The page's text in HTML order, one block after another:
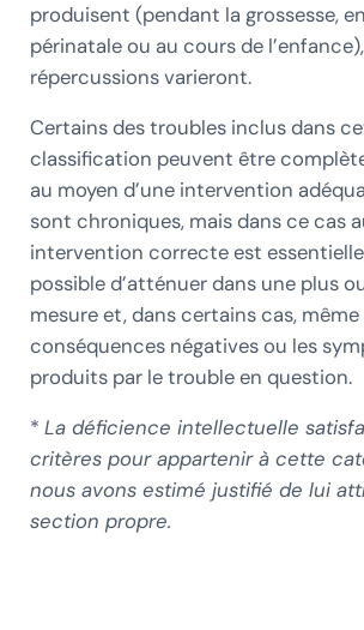
produisent (pendant la grossesse,
périnatale ou au cours de
répercussions varieront.
Certains des troubles inclus dans
classification peuvent être
au moyen d’une intervention
sont chroniques, mais dans ce cas
intervention correcte est
possible d’atténuer dans une plus
mesure et, dans certains cas, même
conséquences négatives ou les
produits par le trouble en question.
* La déficience intellectuelle
critères pour appartenir à cette
nous avons estimé justifié de lui
section propre.